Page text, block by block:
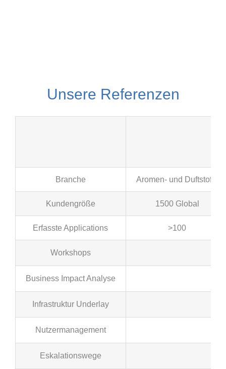
Unsere Referenzen
Branche Aromen- und Duftstoffe
Kundengröße 1500 Global
Erfasste Applications >100
Workshops
Business Impact Analyse
Infrastruktur Underlay
Nutzermanagement
Eskalationswege